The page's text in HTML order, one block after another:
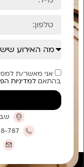
אני מאשר/ת
בהתאם למדיניות
שבט
787